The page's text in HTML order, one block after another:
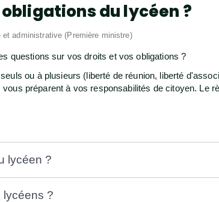
du lycéen ?
administrative (Première ministre)
questions sur vos droits et vos obligations ?
ou à plusieurs (liberté de réunion, liberté
préparent à vos responsabilités de citoyen. Le
lycéen ?
lycéens ?